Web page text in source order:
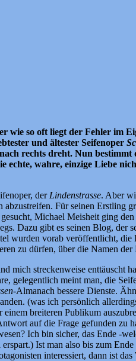
wie so oft liegt der Fehler im
und ältester Seifenoper
rechts dreht. Nun
wahre, einzige Liebe
der Lindenstrasse. Aber
Für seinen Erstling
Michael Meisheit ging
Dazu gibt es seinen Blog, der
wurden vorab veröffentlicht,
zu dürfen, über die Namen
mich streckenweise enttäuscht
gelegentlich meint man, die
-Almanach bessere Dienste.
(was ich persönlich
breiteren Publikum
auf die Frage gefunden zu
Ich bin sicher, das Ende -
Ist man also bis zum
interessiert, dann ist